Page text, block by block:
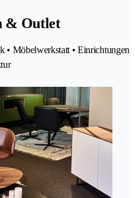
& Outlet
• Möbelwerkstatt • Einrichtungen